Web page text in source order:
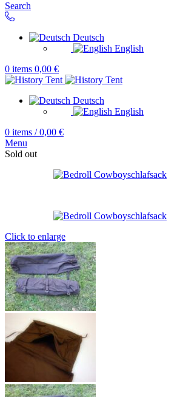
Search
Deutsch
English
0 items 0,00 €
Deutsch
English
0 items / 0,00 €
Menu
Sold out
Click to enlarge